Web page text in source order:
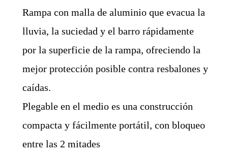
Rampa con malla de aluminio que evacua la
lluvia, la suciedad y el barro rápidamente
por la superficie de la rampa, ofreciendo la
mejor protección posible contra resbalones y
caídas.
Plegable en el medio es una construcción
compacta y fácilmente portátil, con bloqueo
entre las 2 mitades